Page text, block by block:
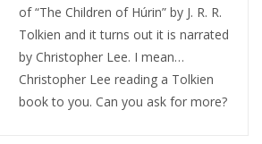
of “The Children of Húrin” by J. R. R.
Tolkien and it turns out it is narrated
by Christopher Lee. I mean…
Christopher Lee reading a Tolkien
book to you. Can you ask for more?